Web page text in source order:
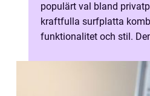
populärt val bland
kraftfulla surfplatta
funktionalitet och stil.